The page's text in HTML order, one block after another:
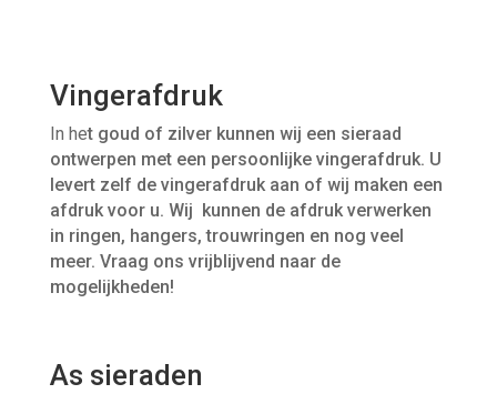
Vingerafdruk
In het goud of zilver kunnen wij een sieraad
ontwerpen met een persoonlijke vingerafdruk. U
levert zelf de vingerafdruk aan of wij maken een
afdruk voor u. Wij kunnen de afdruk verwerken
in ringen, hangers, trouwringen en nog veel
meer. Vraag ons vrijblijvend naar de
mogelijkheden!
As sieraden